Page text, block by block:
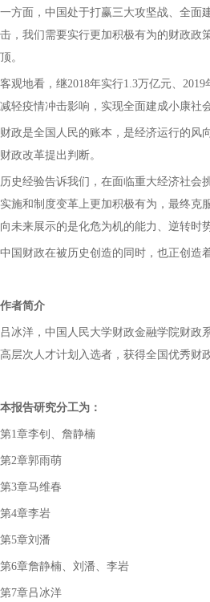
一方面，中国处于打赢三大攻坚战、全面
击，我们需要实行更加积极有为的财政政
顶。
客观地看，继2018年实行1.3万亿元、
减轻疫情冲击影响，实现全面建成小康社
财政是全国人民的账本，是经济运行的风
财政改革提出判断。
历史经验告诉我们，在面临重大经济社会
实施和制度变革上更加积极有为，最终克
向未来展示的是化危为机的能力、逆转时
中国财政在被历史创造的同时，也正创造
作者简介
吕冰洋，中国人民大学财政金融学院财政
高层次人才计划入选者， 获得全国优秀财
本报告研究分工为：
第1章李钊、詹静楠
第2章郭雨萌
第3章马维春
第4章李岩
第5章刘潘
第6章詹静楠、刘潘、李岩
第7章吕冰洋